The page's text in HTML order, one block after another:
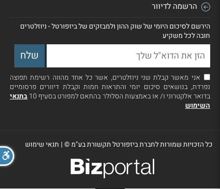
הרשמה לדיוור
הירשם לסיכום היומי של שוק ההון ולמבזקים של ביזפורטל - ניוזלטרים
חובה לכל משקיע
אני מאשר קבלת שני ניוזלטרים, אשר כל אחד מהווה רשימת תפוצה
נפרדת, בנושאים סיכום יומי והתראות חמות וקבלת דיוורים פרסומיים
בדואר אלקטרוני ו/ או באמצעות הסלולר בהתאם למפורט בסעיף 10
בתנאי
השימוש
כל הזכויות שמורות לחברת ביזפורטל תקשורת בע"מ ©| תנאי שימוש